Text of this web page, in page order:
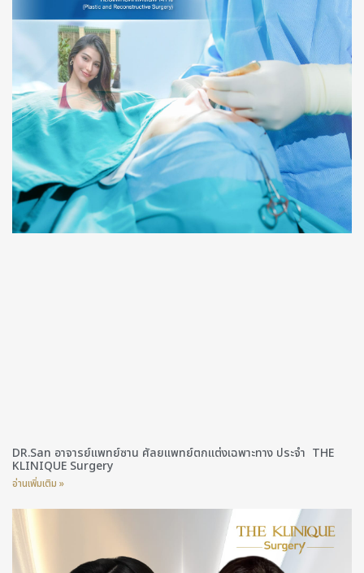
DR.San อาจารย์แพทย์ซาน ศัลยแพทย์ตกแต่งเฉพาะทาง ประจำ THE
KLINIQUE Surgery
อ่านเพิ่มเติม »